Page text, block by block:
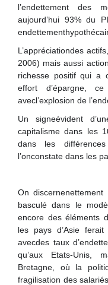
l’endettement des
aujourd’hui 93% du
L’appréciationdes
2006) mais aussi
richesse positif qui a
effort d’épargne,
avecl’explosion de
Un signeévident
capitalisme dans les
dans les
l’onconstate dans les
On
basculé dans le
encore des éléments
les pays d’Asie
avecdes taux
qu’aux Etats-Unis,
Bretagne, où la
fragilisation des